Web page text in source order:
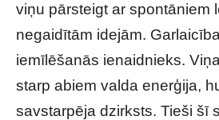
viņu pārsteigt ar spontāniem
negaidītām idejām.
iemīlēšanās ienaidnieks.
starp abiem valda enerģija,
savstarpēja dzirksts. Tieši šī